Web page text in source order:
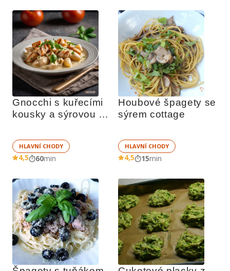
Gnocchi s kuřecími
kousky a sýrovou
HLAVNÍ CHODY
4,5 60min
Houbové špagety se
sýrem cottage
HLAVNÍ CHODY
4,5 15min